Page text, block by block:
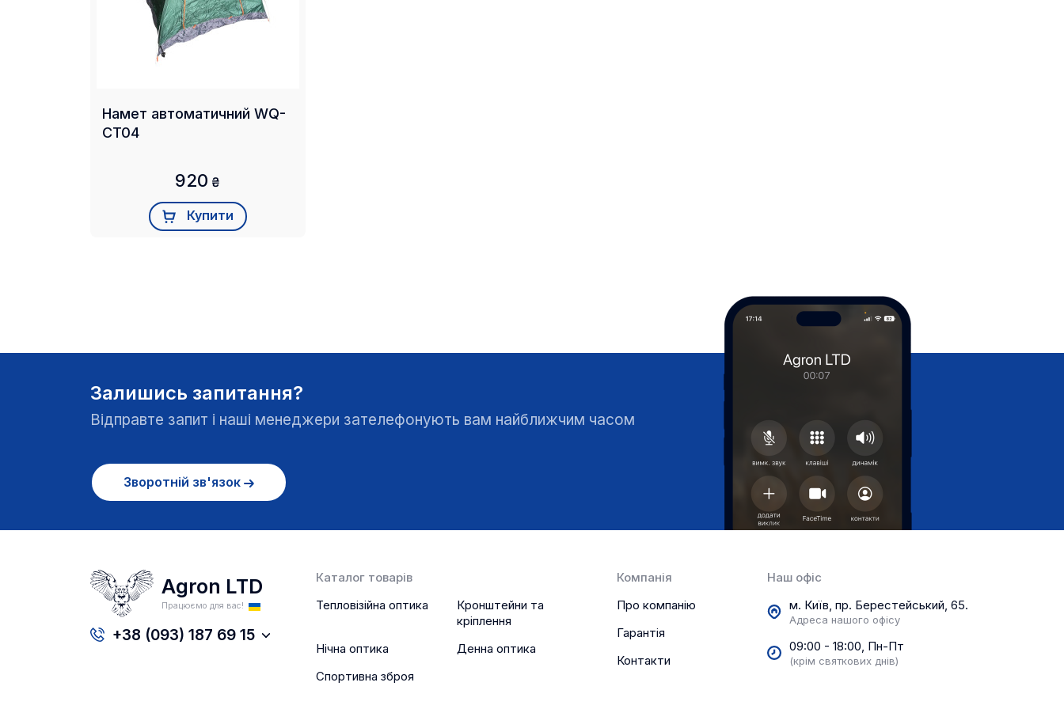
Намет автоматичний WQ-
CT04
920 ₴
Купити
Залишись запитання?
Відправте запит і наші менеджери зателефонують вам найближчим часом
Зворотній зв'язок
Agron LTD
Працюємо для вас!
+38 (093) 187 69 15
Каталог товарів
Тепловізійна оптика
Кронштейни та
кріплення
Нічна оптика
Денна оптика
Спортивна зброя
Компанія
Про компанію
Гарантія
Контакти
Наш офіс
м. Київ, пр. Берестейський, 65.
Адреса нашого офісу
09:00 - 18:00, Пн-Пт
(крім святкових днів)